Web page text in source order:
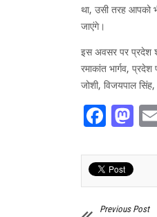
था, उसी तरह आपको
जाएंगे।
इस अवसर पर प्रदेश
रमाकांत भार्गव,
जोशी, विजयपाल सिंह,
Previous Post